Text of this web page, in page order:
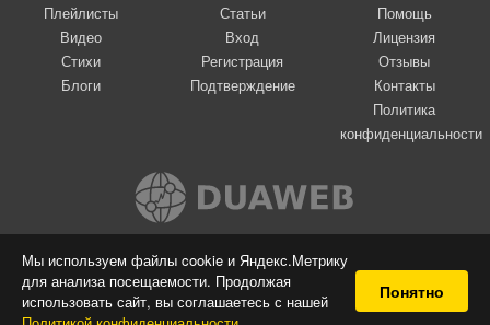
Мы используем файлы cookie и Яндекс.Метрику
для анализа посещаемости. Продолжая
использовать сайт, вы соглашаетесь с нашей
Понятно
Плейлисты
Видео
Стихи
Блоги
Статьи
Вход
Регистрация
Подтверждение
Помощь
Лицензия
Отзывы
Контакты
Политика
конфиденциальности
Вконтакте
© 2009-2026 Я-пою
Музыкальный сайт самовыражения